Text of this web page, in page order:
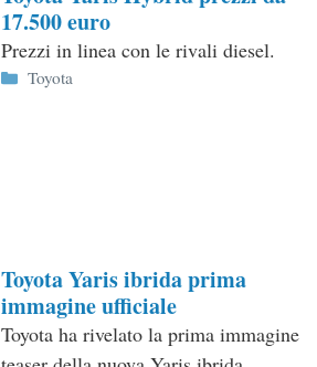
17.500 euro
Prezzi in linea con le rivali diesel.
Categorie
Toyota
Toyota Yaris ibrida prima
immagine ufficiale
Toyota ha rivelato la prima immagine